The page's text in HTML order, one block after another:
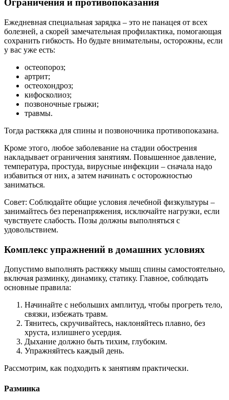
Ограничения и противопоказания
Ежедневная специальная зарядка – это не панацея от всех
болезней, а скорей замечательная профилактика, помогающая
сохранить гибкость. Но будьте внимательны, осторожны, если
у вас уже есть:
остеопороз;
артрит;
остеохондроз;
кифосколиоз;
позвоночные грыжи;
травмы.
Тогда растяжка для спины и позвоночника противопоказана.
Кроме этого, любое заболевание на стадии обострения
накладывает ограничения занятиям. Повышенное давление,
температура, простуда, вирусные инфекции – сначала надо
избавиться от них, а затем начинать с осторожностью
заниматься.
Совет: Соблюдайте общие условия лечебной физкультуры –
занимайтесь без перенапряжения, исключайте нагрузки, если
чувствуете слабость. Позы должны выполняться с
удовольствием.
Комплекс упражнений в домашних условиях
Допустимо выполнять растяжку мышц спины самостоятельно,
включая разминку, динамику, статику. Главное, соблюдать
основные правила:
Начинайте с небольших амплитуд, чтобы прогреть тело,
связки, избежать травм.
Тянитесь, скручивайтесь, наклоняйтесь плавно, без
хруста, излишнего усердия.
Дыхание должно быть тихим, глубоким.
Упражняйтесь каждый день.
Рассмотрим, как подходить к занятиям практически.
Разминка